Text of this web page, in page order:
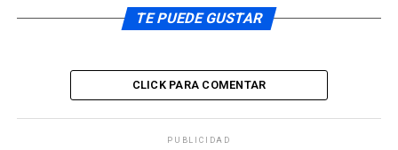
Respecto a las causas de la emergencia estás serán parte
de la investigación que efectúa los peritos del
Carabineros de la Primera Comisaría en tanto, levantó
los antecedentes para remitirlos a la Fiscalía. Desde la
institución se reiteró el llamado a cuidar la mantención
de los artefactos de calefacción, propulsores en muchas
TE PUEDE GUSTAR
CLICK PARA COMENTAR
PUBLICIDAD